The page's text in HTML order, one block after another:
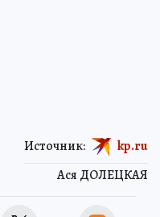
Ася ДОЛЕЦКАЯ
Источник: kp.ru